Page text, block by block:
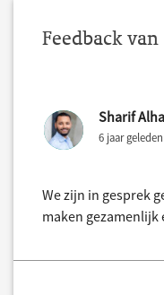
Feedback
Sharif
6 jaar geleden
We zijn in gesprek
maken